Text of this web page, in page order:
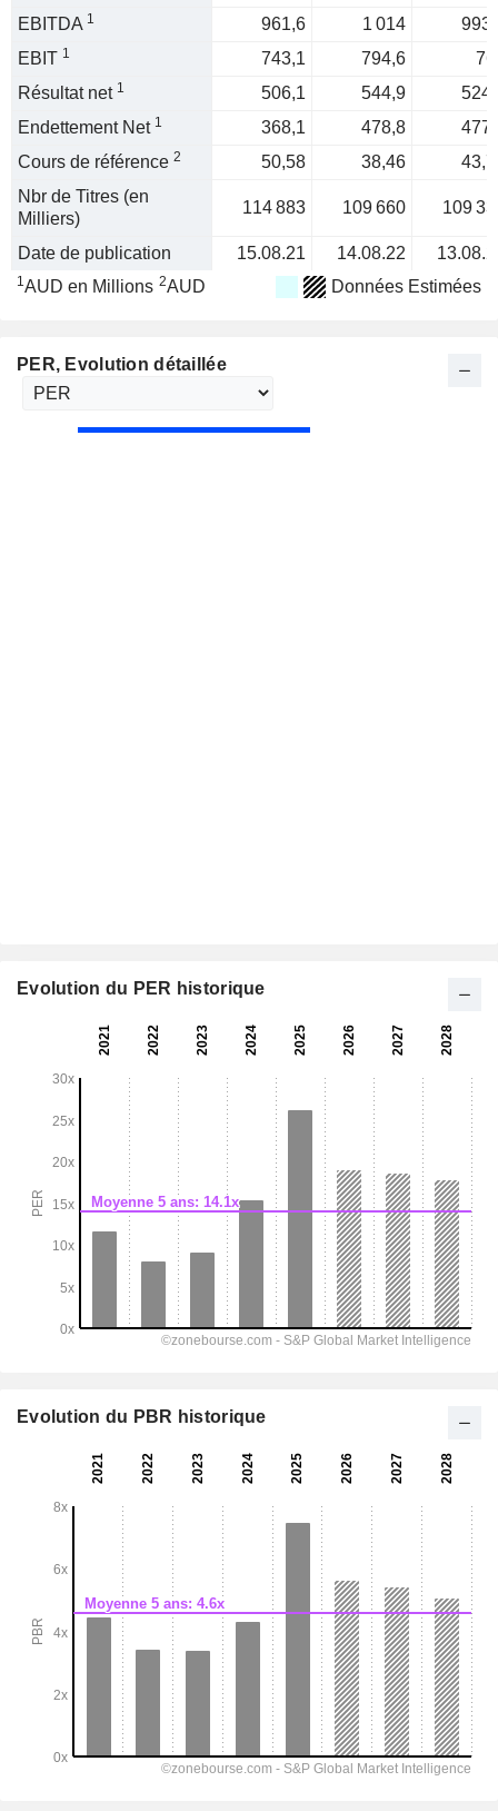
EBITDA 1 961,6 1 014
EBIT 1 743,1 794,6
Résultat net 1 506,1 544,9
Endettement Net 1 368,1 478,8
Cours de référence 2 50,58 38,46
Nbr de Titres (en
Milliers)
114 883 109 660 109
Date de publication 15.08.21 14.08.22
1AUD en Millions 2AUD Données Estimées
PER, Evolution détaillée
Evolution du PER historique
Evolution du PBR historique